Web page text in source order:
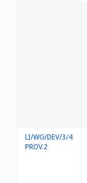
LI/WG/DEV/3/4
PROV.2